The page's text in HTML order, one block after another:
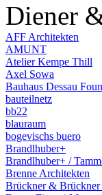
Diener
AFF Architekten
AMUNT
Atelier Kempe Thill
Axel Sowa
Bauhaus Dessau
bauteilnetz
bb22
blauraum
bogevischs buero
Brandlhuber+
Brandlhuber+ /
Brenne Architekten
Brückner & Brückner